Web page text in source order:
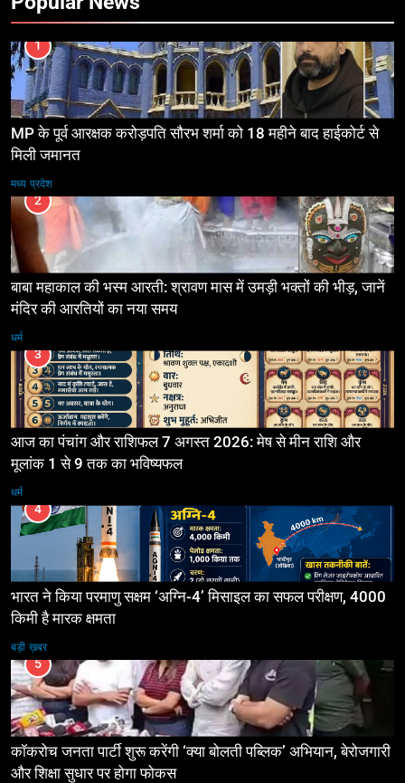
1
MP के पूर्व आरक्षक करोड़पति सौरभ शर्मा को 18 महीने बाद हाईकोर्ट से
मिली जमानत
मध्य प्रदेश
2
बाबा महाकाल की भस्म आरती: श्रावण मास में उमड़ी भक्तों की भीड़, जानें
मंदिर की आरतियों का नया समय
धर्म
3
आज का पंचांग और राशिफल 7 अगस्त 2026: मेष से मीन राशि और
मूलांक 1 से 9 तक का भविष्यफल
धर्म
4
भारत ने किया परमाणु सक्षम ‘अग्नि-4’ मिसाइल का सफल परीक्षण, 4000
किमी है मारक क्षमता
बड़ी ख़बर
5
कॉकरोच जनता पार्टी शुरू करेंगी ‘क्या बोलती पब्लिक’ अभियान, बेरोजगारी
और शिक्षा सुधार पर होगा फोकस